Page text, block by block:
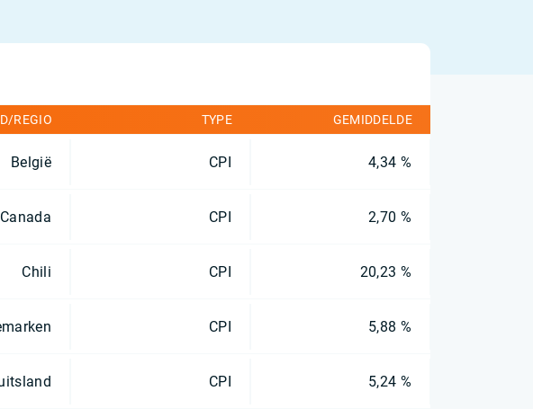
REGIO TYPE GEMIDDELDE
België CPI 4,34 %
Canada CPI 2,70 %
Chili CPI 20,23 %
CPI 5,88 %
CPI 5,24 %